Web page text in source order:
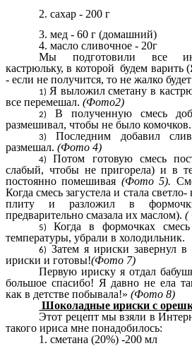
2. сахар - 200 г
3. мед - 60 г (домашний)
4. масло сливочное - 20г
Мы подготовили все
кастрюльку, в которой будем варить
- если не получится, то не жалко
Я выложил сметану в
все перемешал. (Фото2)
В полученную смесь
размешивал, чтобы не было комочков.
Последним добавил
размешал. (Фото 4)
Потом готовую смесь
слабый, чтобы не пригорела) и в
постоянно помешивая (Фото 5).
Когда смесь загустела и стала
плиту и разложил в
предварительно смазала их маслом). (
Когда в формочках
температуры, убрали в холодильник.
Затем я ириски завернул
ириски и готовы!(Фото 7)
Первую ириску я отдал
большое спасибо! Я давно не ела
как в детстве побывала!» (Фото 8)
Шоколадные ириски с
Этот рецепт мы взяли в
такого ириса мне понадобилось:
1. сметана (20%) -200 мл